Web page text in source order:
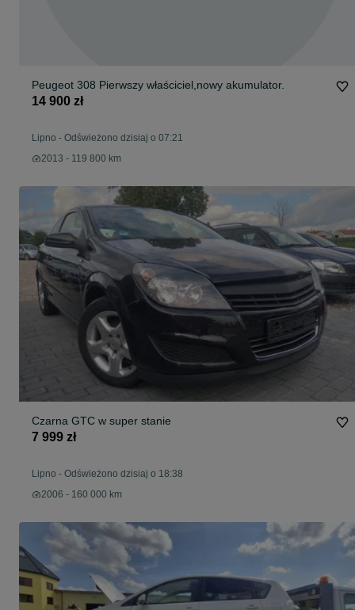
Peugeot 308 Pierwszy właściciel,nowy akumulator.
14 900 zł
Lipno - Odświeżono dzisiaj o 07:21
2013 - 119 800 km
Czarna GTC w super stanie
7 999 zł
Lipno - Odświeżono dzisiaj o 18:38
2006 - 160 000 km